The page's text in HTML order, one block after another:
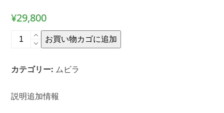
¥29,800
ン・
レ
お買い物カゴに追加
カテゴリー: ムビラ
説明追加情報